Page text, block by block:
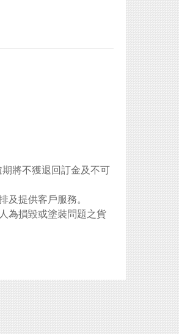
將不獲退回訂金及不可
提供客戶服務。
為損毀或塗裝問題之貨